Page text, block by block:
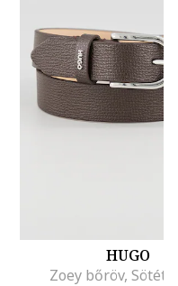
HUGO
Zoey bőröv,